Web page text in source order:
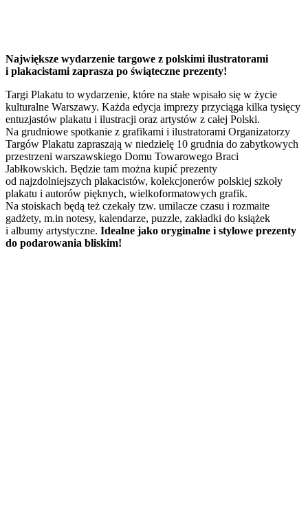
Największe wydarzenie targowe z polskimi ilustratorami
i plakacistami zaprasza po świąteczne prezenty!
Targi Plakatu to wydarzenie, które na stałe wpisało się w życie
kulturalne Warszawy. Każda edycja imprezy przyciąga kilka tysięcy
entuzjastów plakatu i ilustracji oraz artystów z całej Polski.
Na grudniowe spotkanie z grafikami i ilustratorami Organizatorzy
Targów Plakatu zapraszają w niedzielę 10 grudnia do zabytkowych
przestrzeni warszawskiego Domu Towarowego Braci
Jabłkowskich. Będzie tam można kupić prezenty
od najzdolniejszych plakacistów, kolekcjonerów polskiej szkoły
plakatu i autorów pięknych, wielkoformatowych grafik.
Na stoiskach będą też czekały tzw. umilacze czasu i rozmaite
gadżety, m.in notesy, kalendarze, puzzle, zakładki do książek
i albumy artystyczne. Idealne jako oryginalne i stylowe prezenty
do podarowania bliskim!